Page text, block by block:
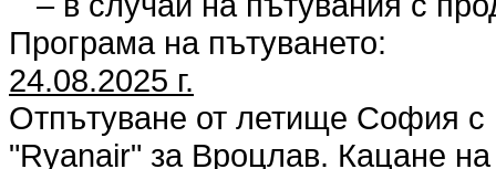
Програма на пътуването:
24.08.2025 г.
Отпътуване от летище София с
"Ryanair" за Вроцлав. Кацане